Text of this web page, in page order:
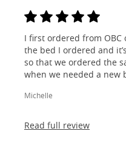
I first ordered from OBC
the bed I ordered and
so that we ordered the
when we needed a new
Michelle
Read full review